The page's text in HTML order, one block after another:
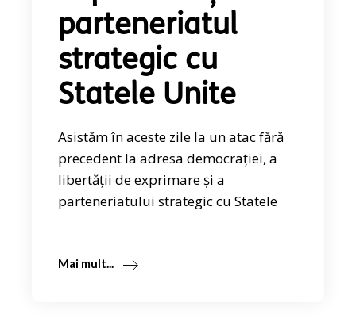
parteneriatul
strategic cu
Statele Unite
Asistăm în aceste zile la un atac fără
precedent la adresa democrației, a
libertății de exprimare și a
parteneriatului strategic cu Statele
Mai mult...